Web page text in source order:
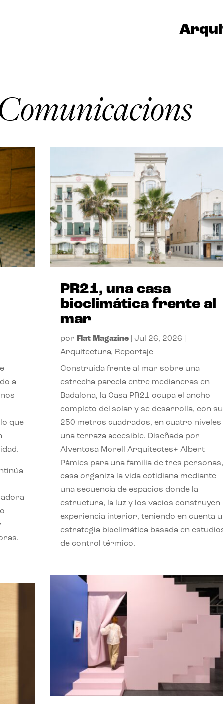
a
que
PR21, una casa
bioclimática frente al
mar
por Flat Magazine| Jul 26, 2026
Arquitectura, Reportaje
Construida frente al mar sobre una
estrecha parcela entre medianeras en
Badalona, la Casa PR21 ocupa el ancho
completo del solar y se desarrolla, con
250 metros cuadrados, en cuatro niveles
una terraza accesible. Diseñada por
Alventosa Morell Arquitectes+ Albert
Pàmies para una familia de tres
casa organiza la vida cotidiana mediante
una secuencia de espacios donde la
estructura, la luz y los vacíos construyen
experiencia interior, teniendo en cuenta
estrategia bioclimática basada en
de control térmico.